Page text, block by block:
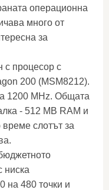
операционна
много от
за
с процесор с
200 (MSM8212).
1200 MHz. Общата
- 512 MB RAM и
слотът за
ниска
на 480 точки и